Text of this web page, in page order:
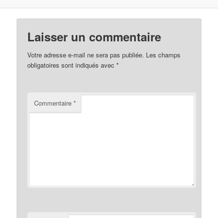
Laisser un commentaire
Votre adresse e-mail ne sera pas publiée. Les champs
obligatoires sont indiqués avec*
Commentaire*